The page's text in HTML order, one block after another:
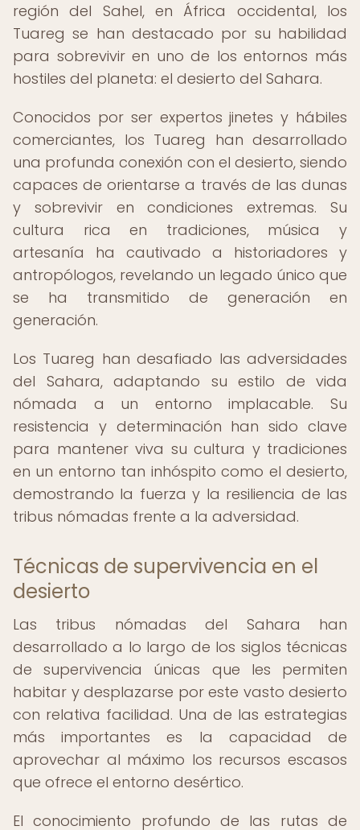
región del Sahel, en África occidental, los
Tuareg se han destacado por su habilidad
para sobrevivir en uno de los entornos más
hostiles del planeta: el desierto del Sahara.
Conocidos por ser expertos jinetes y hábiles
comerciantes, los Tuareg han desarrollado
una profunda conexión con el desierto, siendo
capaces de orientarse a través de las dunas
y sobrevivir en condiciones extremas. Su
cultura rica en tradiciones, música y
artesanía ha cautivado a historiadores y
antropólogos, revelando un legado único que
se ha transmitido de generación en
generación.
Los Tuareg han desafiado las adversidades
del Sahara, adaptando su estilo de vida
nómada a un entorno implacable. Su
resistencia y determinación han sido clave
para mantener viva su cultura y tradiciones
en un entorno tan inhóspito como el desierto,
demostrando la fuerza y la resiliencia de las
tribus nómadas frente a la adversidad.
Técnicas de supervivencia en el
desierto
Las tribus nómadas del Sahara han
desarrollado a lo largo de los siglos técnicas
de supervivencia únicas que les permiten
habitar y desplazarse por este vasto desierto
con relativa facilidad. Una de las estrategias
más importantes es la capacidad de
aprovechar al máximo los recursos escasos
que ofrece el entorno desértico.
El conocimiento profundo de las rutas de